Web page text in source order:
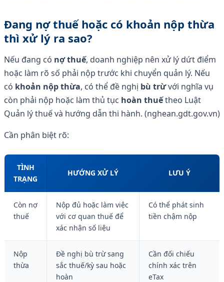
Đang nợ thuế hoặc có khoản nộp thừa
thì xử lý ra sao?
Nếu đang có nợ thuế, doanh nghiệp nên xử lý dứt điểm
hoặc làm rõ số phải nộp trước khi chuyển quản lý. Nếu
có khoản nộp thừa, có thể đề nghị bù trừvới nghĩa vụ
còn phải nộp hoặc làm thủ tục hoàn thuếtheo Luật
Quản lý thuế và hướng dẫn thi hành. (nghean.gdt.gov.vn)
Cần phân biệt rõ:
TÌNH
TRẠNG
HƯỚNG XỬ LÝ LƯU Ý
Còn nợ
thuế
Nộp đủ hoặc làm việc
với cơ quan thuế để
xác nhận số liệu
Có thể phát sinh
tiền chậm nộp
Nộp
thừa
Đề nghị bù trừ sang
sắc thuế/kỳ sau hoặc
hoàn
Cần đối chiếu
chính xác trên
eTax